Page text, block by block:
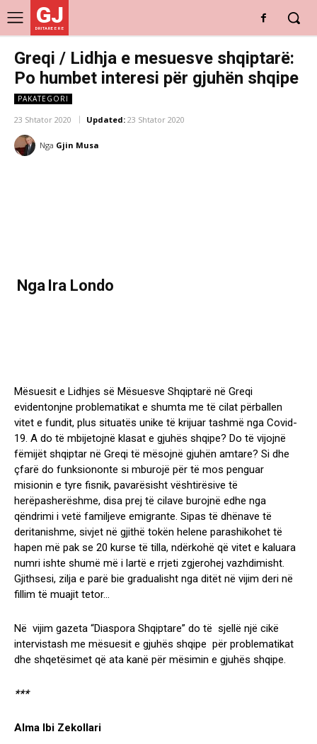
GJ
DRITARE E RE
Greqi / Lidhja e mesuesve shqiptarë:
Po humbet interesi për gjuhën shqipe
PAKATEGORI
23 Shtator 2020 Updated: 23 Shtator 2020
Nga Gjin Musa
Nga Ira Londo
Mësuesit e Lidhjes së Mësuesve Shqiptarë në Greqi
evidentonjne problematikat e shumta me të cilat përballen
vitet e fundit, plus situatës unike të krijuar tashmë nga Covid-
19. A do të mbijetojnë klasat e gjuhës shqipe? Do të vijojnë
fëmijët shqiptar në Greqi të mësojnë gjuhën amtare? Si dhe
çfarë do funksiononte si mburojë për të mos penguar
misionin e tyre fisnik, pavarësisht vështirësive të
herëpasherëshme, disa prej të cilave burojnë edhe nga
qëndrimi i vetë familjeve emigrante. Sipas të dhënave të
deritanishme, sivjet në gjithë tokën helene parashikohet të
hapen më pak se 20 kurse të tilla, ndërkohë që vitet e kaluara
numri ishte shumë më i lartë e rrjeti zgjerohej vazhdimisht.
Gjithsesi, zilja e parë bie gradualisht nga ditët në vijim deri në
fillim të muajit tetor…
Në vijim gazeta “Diaspora Shqiptare” do të sjellë një cikë
intervistash me mësuesit e gjuhës shqipe për problematikat
dhe shqetësimet që ata kanë për mësimin e gjuhës shqipe.
***
Alma Ibi Zekollari